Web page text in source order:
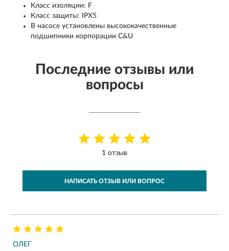
Класс изоляции: F
Класс защиты: IPX5
В насосе установлены высококачественные
подшипники корпорации С&U
Последние отзывы или
вопросы
1 отзыв
НАПИСАТЬ ОТЗЫВ ИЛИ ВОПРОС
ОЛЕГ